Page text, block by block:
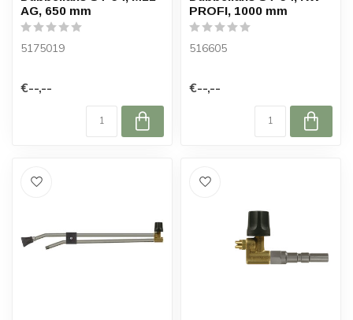
AG, 650 mm
5175019
€--,--
PROFI, 1000 mm
516605
€--,--